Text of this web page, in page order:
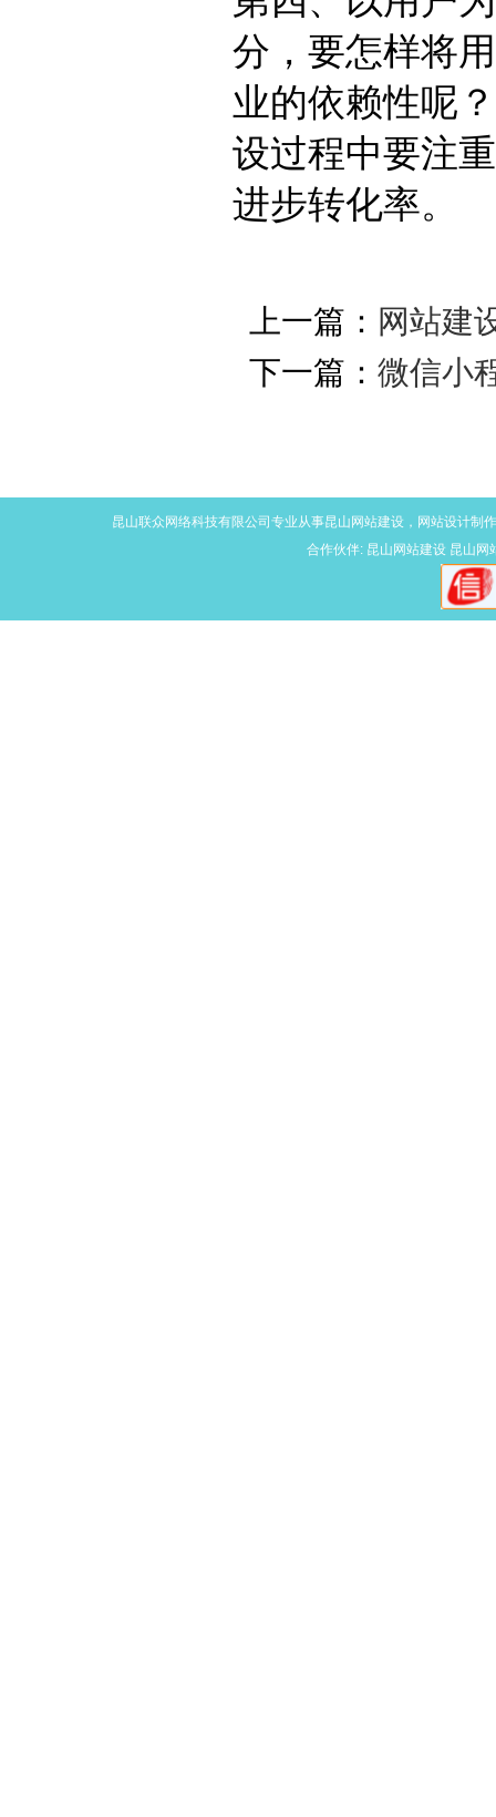
分，要怎样将
业的依赖性呢
设过程中要注
进步转化率。
上一篇： 网站建
下一篇： 微信小
昆山联众网络科技有限公司专业从事昆山网站建设，网站设计制
合作伙伴: 昆山网站建设 昆山网